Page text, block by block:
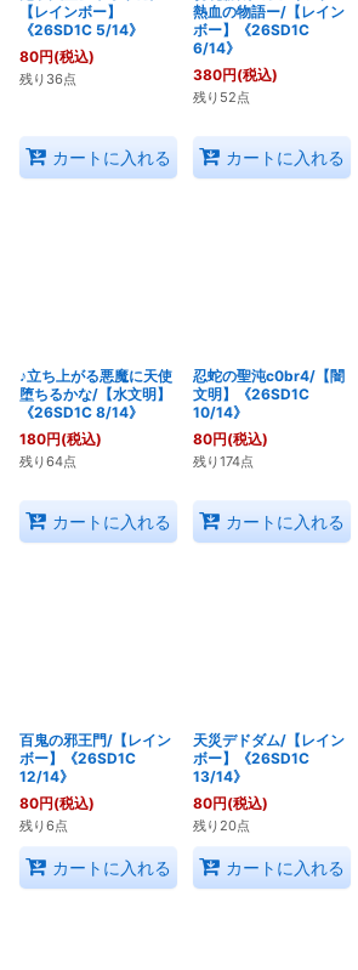
【レインボー】
《26SD1C 5/14》
80円(税込)
残り36点
カートに入れる
熱血の物語ー/【レイン
ボー】《26SD1C
6/14》
380円(税込)
残り52点
カートに入れる
♪立ち上がる悪魔に天使
堕ちるかな/【水文明】
《26SD1C 8/14》
180円(税込)
残り64点
カートに入れる
忍蛇の聖沌c0br4/【闇
文明】《26SD1C
10/14》
80円(税込)
残り174点
カートに入れる
百鬼の邪王門/【レイン
ボー】《26SD1C
12/14》
80円(税込)
残り6点
カートに入れる
天災デドダム/【レイン
ボー】《26SD1C
13/14》
80円(税込)
残り20点
カートに入れる